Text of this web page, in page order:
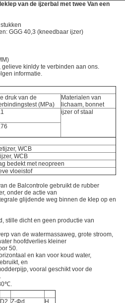
van de ijzerbal met twee Van een
GGG 40,3 (kneedbaar ijzer)
kinldy te verbinden aan ons.
informatie.
druk van de
(MPa)
Materialen van
lichaam, bonnet
ijzer of staal
WCB
WCB
bedekt met neopreen
vloeistof
de Balcontrole gebruikt de rubber
onder de actie van
glijdende weg binnen de klep op en
stille dicht en geen productie van
van de watermassaweg, grote stroom,
hoofdverlies kleiner
50.
en kan voor koud water,
en
vooral geschikt voor de